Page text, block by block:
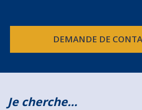
DEMANDE DE
Je cherche…